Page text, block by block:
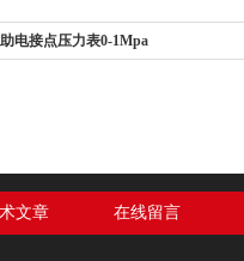
电接点压力表0-1Mpa
文章 在线留言